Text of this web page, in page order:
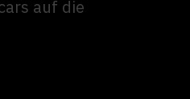
auf die